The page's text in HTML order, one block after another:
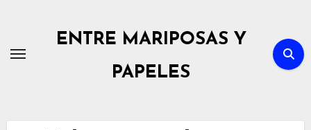
contenido
ENTRE MARIPOSAS Y
PAPELES